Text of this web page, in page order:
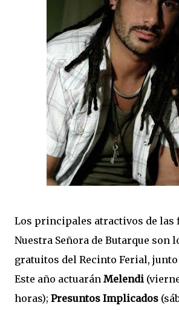
Los principales atractivos de las
Nuestra Señora de Butarque son
gratuitos del Recinto Ferial, junto
Este año actuarán Melendi
horas); Presuntos Implicados